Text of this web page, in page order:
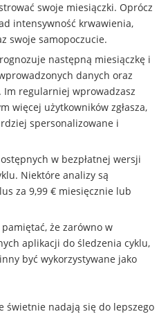
swoje miesiączki. Oprócz
intensywność krwawienia,
swoje samopoczucie.
następną miesiączkę i
danych oraz
regularniej wprowadzasz
więcej użytkowników zgłasza,
spersonalizowane i
w bezpłatnej wersji
Niektóre analizy są
za 9,99 € miesięcznie lub
pamiętać, że zarówno w
aplikacji do śledzenia cyklu,
być wykorzystywane jako
świetnie nadają się do lepszego